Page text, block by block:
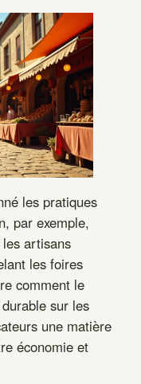
les pratiques
par exemple,
artisans
les foires
comment le
sur les
une matière
économie et